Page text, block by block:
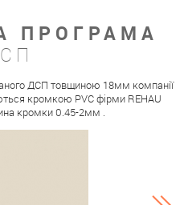
ПРОГРАМА
ДСП товщиною 18мм компанії
кромкою PVC фірми REHAU
кромки 0.45-2мм .